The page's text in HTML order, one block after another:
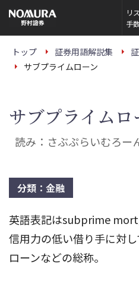
の
ー
リ
手
トップ 証券用語解説集
サブプライムローン
サブプライムロ
読み：さぶぷらいむろー
分類：金融
英語表記はsubprime
信用力の低い借り手に対
ローンなどの総称。